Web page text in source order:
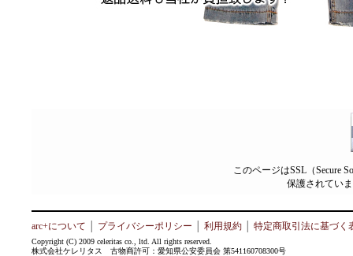
このページはSSL（Secure
保護されてい
arc+について プライバシーポリシー 利用規約 特定商取引法に基づく
Copyright (C) 2009 celeritas co., ltd. All rights reserved.
株式会社ケレリタス 古物商許可：愛知県公安委員会 第541160708300号